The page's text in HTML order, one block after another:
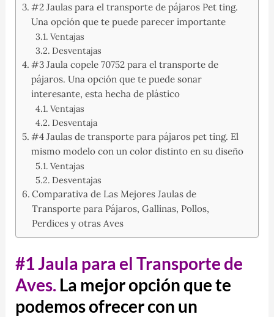
#2 Jaulas para el transporte de pájaros Pet ting.
Una opción que te puede parecer importante
Ventajas
Desventajas
#3 Jaula copele 70752 para el transporte de
pájaros. Una opción que te puede sonar
interesante, esta hecha de plástico
Ventajas
Desventaja
#4 Jaulas de transporte para pájaros pet ting. El
mismo modelo con un color distinto en su diseño
Ventajas
Desventajas
Comparativa de Las Mejores Jaulas de
Transporte para Pájaros, Gallinas, Pollos,
Perdices y otras Aves
#1 Jaula para el Transporte de
Aves. La mejor opción que te
podemos ofrecer con un